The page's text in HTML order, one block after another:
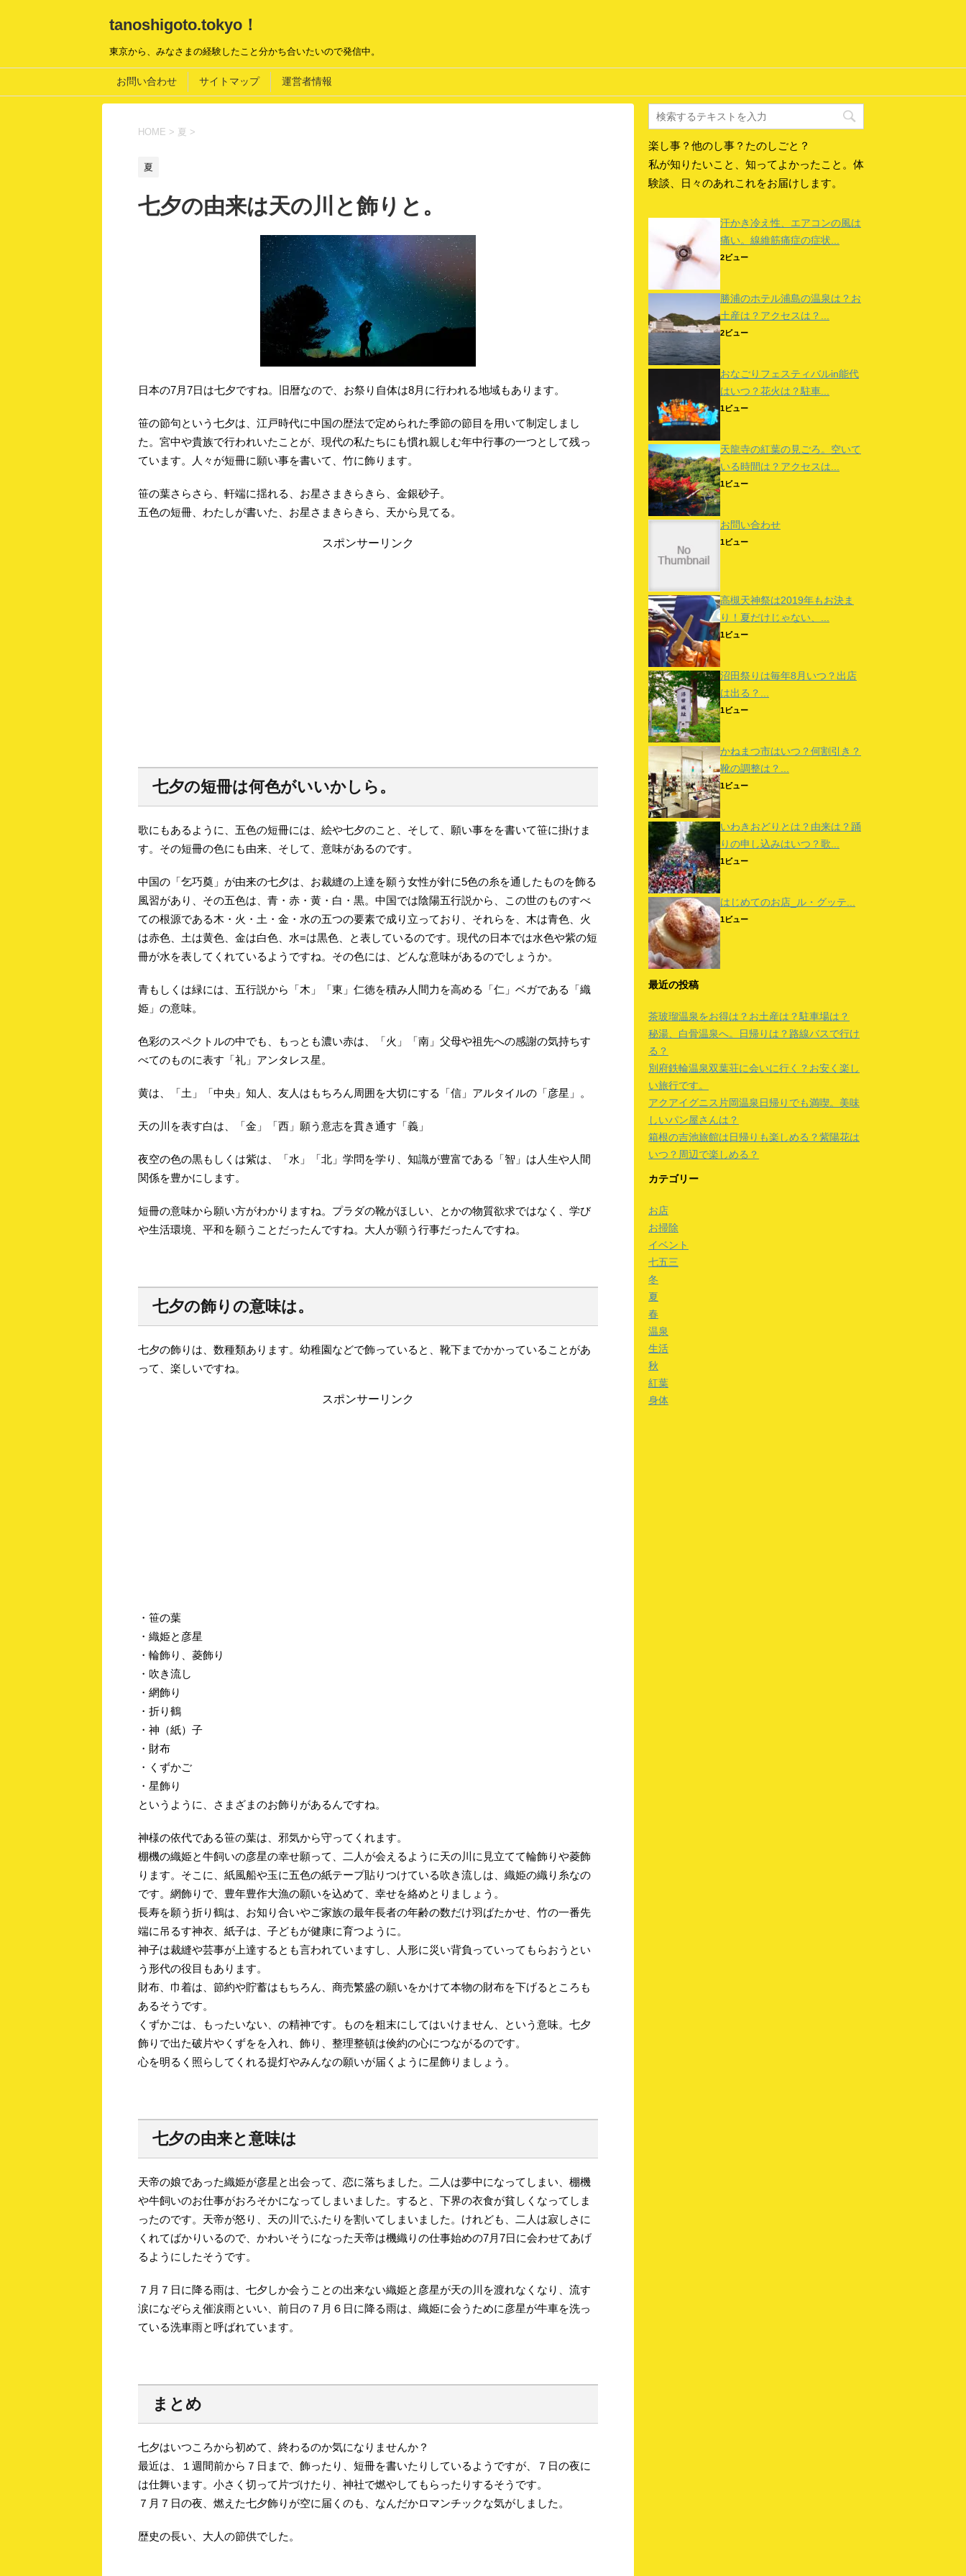
tanoshigoto.tokyo！
東京から、みなさまの経験したこと分かち合いたいので発信中。
お問い合わせ サイトマップ 運営者情報
HOME > 夏 >
夏
七夕の由来は天の川と飾りと。
日本の7月7日は七夕ですね。旧暦なので、お祭り自体は8月に行われる地域もあります。
笹の節句という七夕は、江戸時代に中国の歴法で定められた季節の節目を用いて制定しまし
た。宮中や貴族で行われいたことが、現代の私たちにも慣れ親しむ年中行事の一つとして残っ
ています。人々が短冊に願い事を書いて、竹に飾ります。
笹の葉さらさら、軒端に揺れる、お星さまきらきら、金銀砂子。
五色の短冊、わたしが書いた、お星さまきらきら、天から見てる。
スポンサーリンク
七夕の短冊は何色がいいかしら。
歌にもあるように、五色の短冊には、絵や七夕のこと、そして、願い事をを書いて笹に掛けま
す。その短冊の色にも由来、そして、意味があるのです。
中国の「乞巧奠」が由来の七夕は、お裁縫の上達を願う女性が針に5色の糸を通したものを飾る
風習があり、その五色は、青・赤・黄・白・黒。中国では陰陽五行説から、この世のものすべ
ての根源である木・火・土・金・水の五つの要素で成り立っており、それらを、木は青色、火
は赤色、土は黄色、金は白色、水=は黒色、と表しているのです。現代の日本では水色や紫の短
冊が水を表してくれているようですね。その色には、どんな意味があるのでしょうか。
青もしくは緑には、五行説から「木」「東」仁徳を積み人間力を高める「仁」ベガである「織
姫」の意味。
色彩のスペクトルの中でも、もっとも濃い赤は、「火」「南」父母や祖先への感謝の気持ちす
べてのものに表す「礼」アンタレス星。
黄は、「土」「中央」知人、友人はもちろん周囲を大切にする「信」アルタイルの「彦星」。
天の川を表す白は、「金」「西」願う意志を貫き通す「義」
夜空の色の黒もしくは紫は、「水」「北」学問を学り、知識が豊富である「智」は人生や人間
関係を豊かにします。
短冊の意味から願い方がわかりますね。プラダの靴がほしい、とかの物質欲求ではなく、学び
や生活環境、平和を願うことだったんですね。大人が願う行事だったんですね。
七夕の飾りの意味は。
七夕の飾りは、数種類あります。幼稚園などで飾っていると、靴下までかかっていることがあ
って、楽しいですね。
スポンサーリンク
・笹の葉
・織姫と彦星
・輪飾り、菱飾り
・吹き流し
・網飾り
・折り鶴
・神（紙）子
・財布
・くずかご
・星飾り
というように、さまざまのお飾りがあるんですね。
神様の依代である笹の葉は、邪気から守ってくれます。
棚機の織姫と牛飼いの彦星の幸せ願って、二人が会えるように天の川に見立てて輪飾りや菱飾
ります。そこに、紙風船や玉に五色の紙テープ貼りつけている吹き流しは、織姫の織り糸なの
です。網飾りで、豊年豊作大漁の願いを込めて、幸せを絡めとりましょう。
長寿を願う折り鶴は、お知り合いやご家族の最年長者の年齢の数だけ羽ばたかせ、竹の一番先
端に吊るす神衣、紙子は、子どもが健康に育つように。
神子は裁縫や芸事が上達するとも言われていますし、人形に災い背負っていってもらおうとい
う形代の役目もあります。
財布、巾着は、節約や貯蓄はもちろん、商売繁盛の願いをかけて本物の財布を下げるところも
あるそうです。
くずかごは、もったいない、の精神です。ものを粗末にしてはいけません、という意味。七夕
飾りで出た破片やくずをを入れ、飾り、整理整頓は倹約の心につながるのです。
心を明るく照らしてくれる提灯やみんなの願いが届くように星飾りましょう。
七夕の由来と意味は
天帝の娘であった織姫が彦星と出会って、恋に落ちました。二人は夢中になってしまい、棚機
や牛飼いのお仕事がおろそかになってしまいました。すると、下界の衣食が貧しくなってしま
ったのです。天帝が怒り、天の川でふたりを割いてしまいました。けれども、二人は寂しさに
くれてばかりいるので、かわいそうになった天帝は機織りの仕事始めの7月7日に会わせてあげ
るようにしたそうです。
７月７日に降る雨は、七夕しか会うことの出来ない織姫と彦星が天の川を渡れなくなり、流す
涙になぞらえ催涙雨といい、前日の７月６日に降る雨は、織姫に会うために彦星が牛車を洗っ
ている洗車雨と呼ばれています。
まとめ
七夕はいつころから初めて、終わるのか気になりませんか？
最近は、１週間前から７日まで、飾ったり、短冊を書いたりしているようですが、７日の夜に
は仕舞います。小さく切って片づけたり、神社で燃やしてもらったりするそうです。
７月７日の夜、燃えた七夕飾りが空に届くのも、なんだかロマンチックな気がしました。
歴史の長い、大人の節供でした。
楽し事？他のし事？たのしごと？
私が知りたいこと、知ってよかったこと。体
験談、日々のあれこれをお届けします。
汗かき冷え性、エアコンの風は
痛い。線維筋痛症の症状...
2ビュー
勝浦のホテル浦島の温泉は？お
土産は？アクセスは？...
2ビュー
おなごりフェスティバルin能代
はいつ？花火は？駐車...
1ビュー
天龍寺の紅葉の見ごろ。空いて
いる時間は？アクセスは...
1ビュー
お問い合わせ
1ビュー
高槻天神祭は2019年もお決ま
り！夏だけじゃない、...
1ビュー
沼田祭りは毎年8月いつ？出店
は出る？...
1ビュー
かねまつ市はいつ？何割引き？
靴の調整は？...
1ビュー
いわきおどりとは？由来は？踊
りの申し込みはいつ？歌...
1ビュー
はじめてのお店_ル・グッテ...
1ビュー
最近の投稿
茶玻瑠温泉をお得は？お土産は？駐車場は？
秘湯、白骨温泉へ。日帰りは？路線バスで行け
る？
別府鉄輪温泉双葉荘に会いに行く？お安く楽し
い旅行です。
アクアイグニス片岡温泉日帰りでも満喫。美味
しいパン屋さんは？
箱根の吉池旅館は日帰りも楽しめる？紫陽花は
いつ？周辺で楽しめる？
カテゴリー
お店
お掃除
イベント
七五三
冬
夏
春
温泉
生活
秋
紅葉
身体